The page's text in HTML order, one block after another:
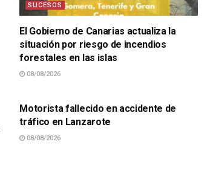
SUCESOS
El Gobierno de Canarias actualiza la
situación por riesgo de incendios
forestales en las islas
08/08/2026
Motorista fallecido en accidente de
tráfico en Lanzarote
08/08/2026